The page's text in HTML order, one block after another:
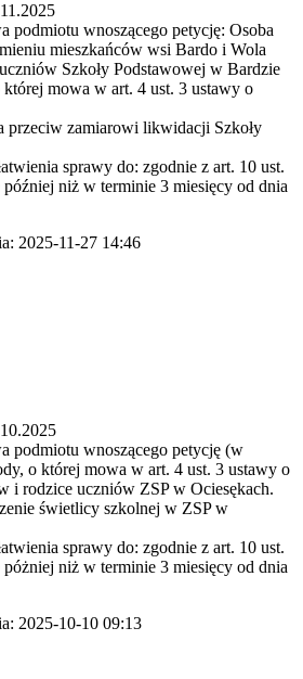
podmiotu wnoszącego petycję: Osoba
mieszkańców wsi Bardo i Wola
Szkoły Podstawowej w Bardzie
mowa w art. 4 ust. 3 ustawy o
przeciw zamiarowi likwidacji Szkoły
sprawy do: zgodnie z art. 10 ust.
niż w terminie 3 miesięcy od dnia
2025-11-27 14:46
podmiotu wnoszącego petycję (w
o której mowa w art. 4 ust. 3 ustawy o
i rodzice uczniów ZSP w Ociesękach.
świetlicy szkolnej w ZSP w
sprawy do: zgodnie z art. 10 ust.
niż w terminie 3 miesięcy od dnia
2025-10-10 09:13